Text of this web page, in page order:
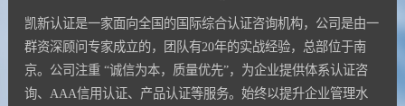
凯新认证是一家面向全国的国际综合认证咨询机构，公司是由一
群资深顾问专家成立的，团队有20年的实战经验，总部位于南
京。公司注重 “诚信为本，质量优先”，为企业提供体系认证咨
询、AAA信用认证、产品认证等服务。始终以提升企业管理水